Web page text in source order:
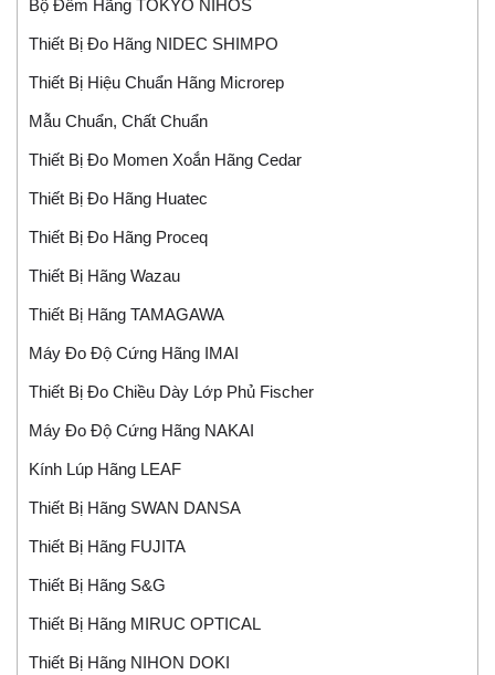
Bộ Đếm Hãng TOKYO NIHOS
Thiết Bị Đo Hãng NIDEC SHIMPO
Thiết Bị Hiệu Chuẩn Hãng Microrep
Mẫu Chuẩn, Chất Chuẩn
Thiết Bị Đo Momen Xoắn Hãng Cedar
Thiết Bị Đo Hãng Huatec
Thiết Bị Đo Hãng Proceq
Thiết Bị Hãng Wazau
Thiết Bị Hãng TAMAGAWA
Máy Đo Độ Cứng Hãng IMAI
Thiết Bị Đo Chiều Dày Lớp Phủ Fischer
Máy Đo Độ Cứng Hãng NAKAI
Kính Lúp Hãng LEAF
Thiết Bị Hãng SWAN DANSA
Thiết Bị Hãng FUJITA
Thiết Bị Hãng S&G
Thiết Bị Hãng MIRUC OPTICAL
Thiết Bị Hãng NIHON DOKI